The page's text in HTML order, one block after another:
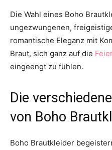
Die Wahl eines Boho
ungezwungenen,
romantische Eleganz mit
Braut, sich ganz auf die
eingeengt zu fühlen.
Die
von Boho
Boho Brautkleider